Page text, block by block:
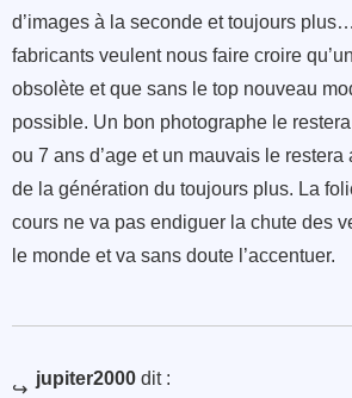
d’images à la seconde et toujours
fabricants veulent nous faire croire
obsolète et que sans le top nouveau
possible. Un bon photographe le
ou 7 ans d’age et un mauvais le
de la génération du toujours plus. La
cours ne va pas endiguer la chute des
le monde et va sans doute l’accentuer.
jupiter2000 dit :